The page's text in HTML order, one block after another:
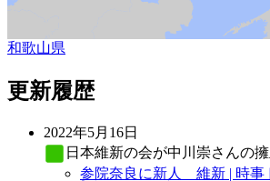
和歌山県
更新履歴
2022年5月16日
日本維新の会が中川崇さんの
参院奈良に新人 維新 | 時事